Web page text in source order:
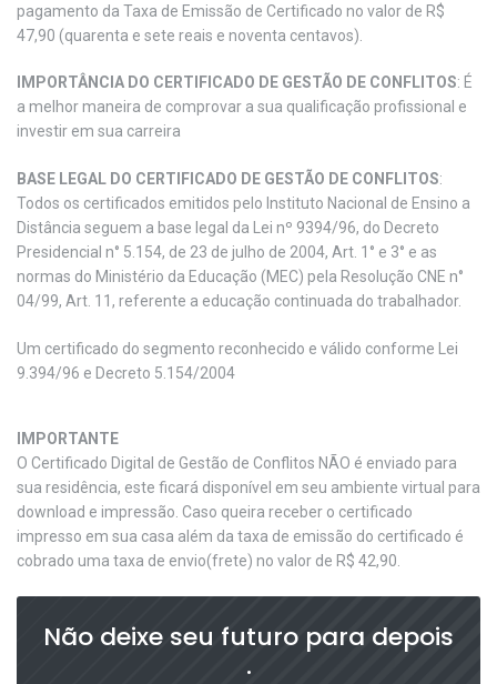
pagamento da Taxa de Emissão de Certificado no valor de R$
47,90 (quarenta e sete reais e noventa centavos).
IMPORTÂNCIA DO CERTIFICADO DE GESTÃO DE CONFLITOS: É
a melhor maneira de comprovar a sua qualificação profissional e
investir em sua carreira
BASE LEGAL DO CERTIFICADO DE GESTÃO DE CONFLITOS:
Todos os certificados emitidos pelo Instituto Nacional de Ensino a
Distância seguem a base legal da Lei nº 9394/96, do Decreto
Presidencial n° 5.154, de 23 de julho de 2004, Art. 1° e 3° e as
normas do Ministério da Educação (MEC) pela Resolução CNE n°
04/99, Art. 11, referente a educação continuada do trabalhador.
Um certificado do segmento reconhecido e válido conforme Lei
9.394/96 e Decreto 5.154/2004
IMPORTANTE
O Certificado Digital de Gestão de Conflitos NÃO é enviado para
sua residência, este ficará disponível em seu ambiente virtual para
download e impressão. Caso queira receber o certificado
impresso em sua casa além da taxa de emissão do certificado é
cobrado uma taxa de envio(frete) no valor de R$ 42,90.
Não deixe seu futuro para depois
.